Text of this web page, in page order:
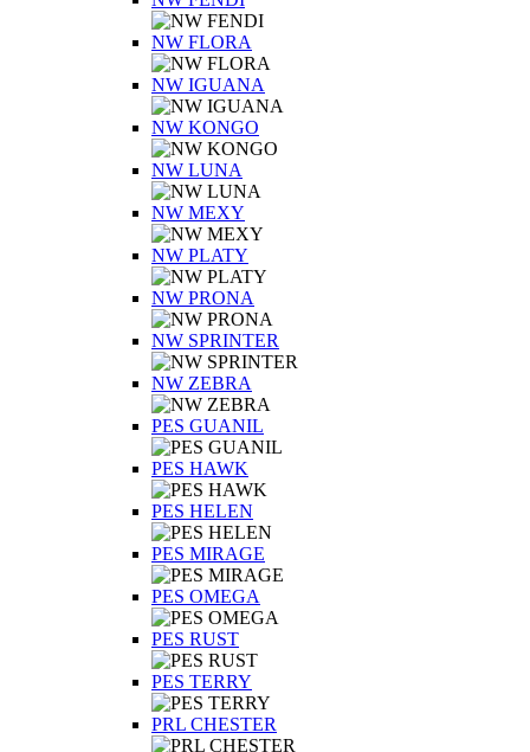
NW FLORA
NW IGUANA
NW KONGO
NW LUNA
NW MEXY
NW PLATY
NW PRONA
NW SPRINTER
NW ZEBRA
PES GUANIL
PES HAWK
PES HELEN
PES MIRAGE
PES OMEGA
PES RUST
PES TERRY
PRL CHESTER